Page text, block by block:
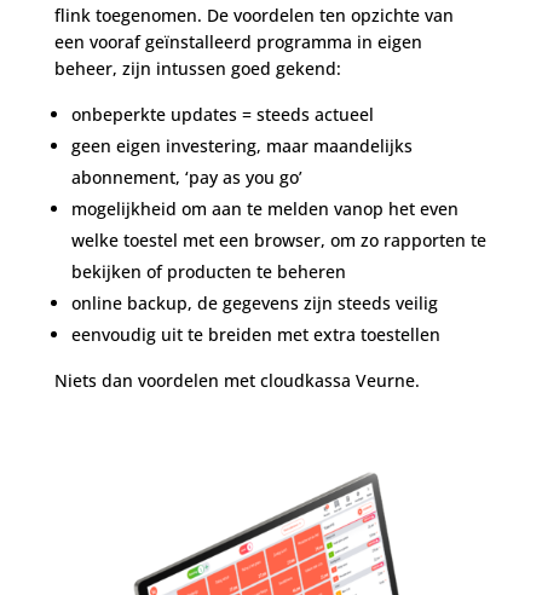
flink toegenomen. De voordelen ten opzichte van
een vooraf geïnstalleerd programma in eigen
beheer, zijn intussen goed gekend:
onbeperkte updates = steeds actueel
geen eigen investering, maar maandelijks
abonnement, ‘pay as you go’
mogelijkheid om aan te melden vanop het even
welke toestel met een browser, om zo rapporten te
bekijken of producten te beheren
online backup, de gegevens zijn steeds veilig
eenvoudig uit te breiden met extra toestellen
Niets dan voordelen met cloudkassa Veurne.